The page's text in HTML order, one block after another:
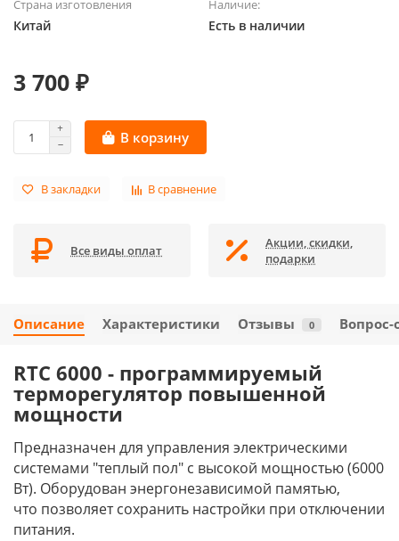
Страна изготовления
Китай
Наличие:
Есть в наличии
3 700 ₽
В корзину
В закладки В сравнение
Все виды оплат
Акции, скидки,
подарки
Описание Характеристики Отзывы 0 Вопрос-
RTC 6000 - программируемый
терморегулятор повышенной
мощности
Предназначен для управления электрическими
системами "теплый пол" с высокой мощностью (6000
Вт). Оборудован энергонезависимой памятью,
что позволяет сохранить настройки при отключении
питания.